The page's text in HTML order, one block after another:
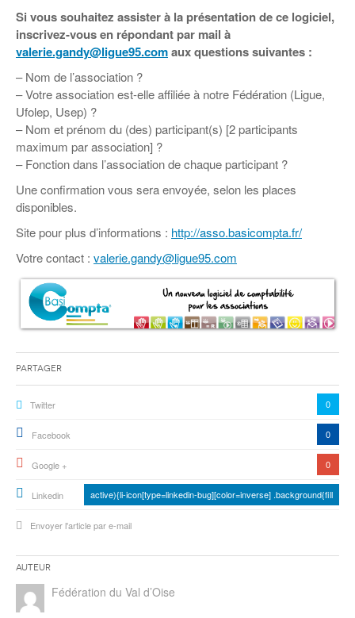
Si vous souhaitez assister à la présentation de ce logiciel,
inscrivez-vous en répondant par mail à
valerie.gandy@ligue95.comaux questions suivantes :
– Nom de l’association ?
– Votre association est-elle affiliée à notre Fédération (Ligue,
Ufolep, Usep) ?
– Nom et prénom du (des) participant(s) [2 participants
maximum par association] ?
– Fonction dans l’association de chaque participant ?
Une confirmation vous sera envoyée, selon les places
disponibles.
Site pour plus d’informations : http://asso.basicompta.fr/
Votre contact : valerie.gandy@ligue95.com
Partager
Twitter 0
Facebook 0
Google + 0
Linkedin active){li-icon[type=linkedin-bug][color=inverse] .background{fill
Envoyer l'article par e-mail
Auteur
Fédération du Val d’Oise